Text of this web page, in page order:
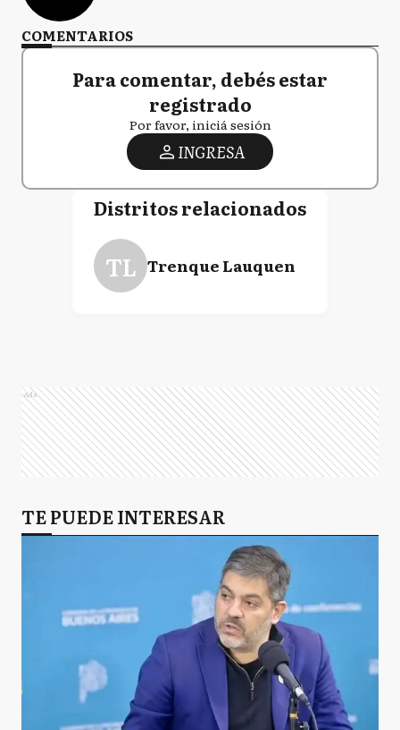
COMENTARIOS
Para comentar, debés estar
registrado
Por favor, iniciá sesión
INGRESA
Distritos relacionados
TL Trenque Lauquen
Ads
TE PUEDE INTERESAR